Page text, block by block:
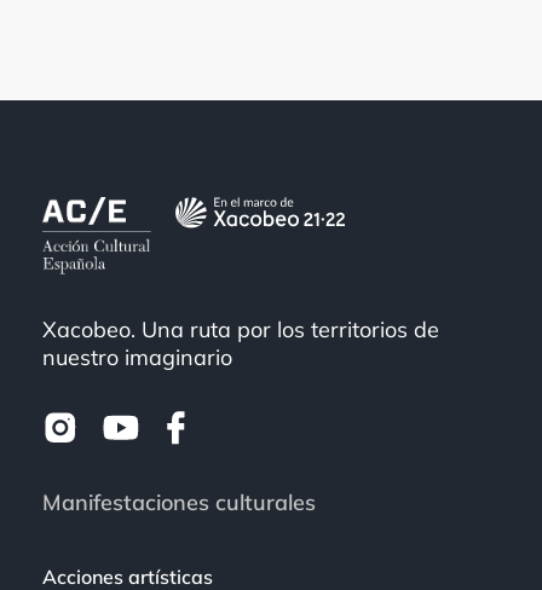
Xacobeo. Una ruta por los territorios de
nuestro imaginario
Manifestaciones culturales
Acciones artísticas